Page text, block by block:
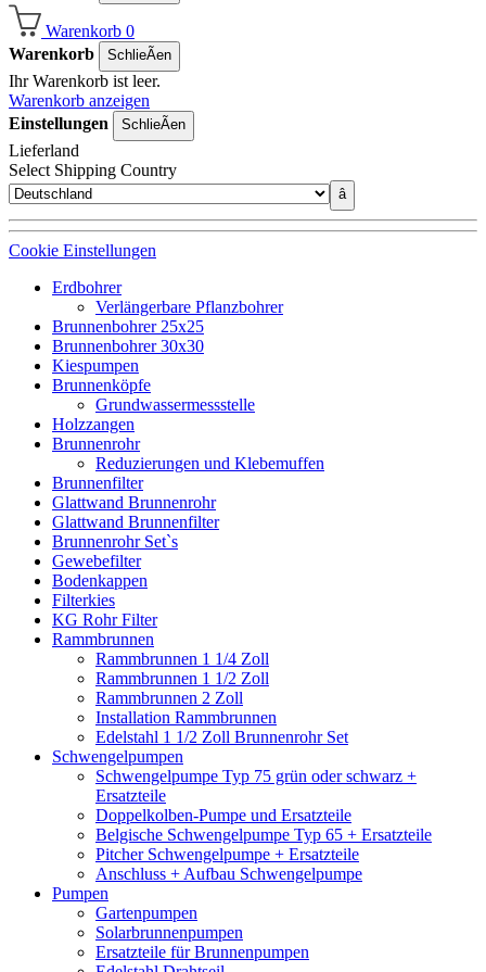
Warenkorb 0
Warenkorb
SchlieÃen
Ihr Warenkorb ist leer.
Warenkorb anzeigen
Einstellungen
SchlieÃen
Lieferland
Select Shipping Country
â
Cookie Einstellungen
Erdbohrer
Verlängerbare Pflanzbohrer
Brunnenbohrer 25x25
Brunnenbohrer 30x30
Kiespumpen
Brunnenköpfe
Grundwassermessstelle
Holzzangen
Brunnenrohr
Reduzierungen und Klebemuffen
Brunnenfilter
Glattwand Brunnenrohr
Glattwand Brunnenfilter
Brunnenrohr Set`s
Gewebefilter
Bodenkappen
Filterkies
KG Rohr Filter
Rammbrunnen
Rammbrunnen 1 1/4 Zoll
Rammbrunnen 1 1/2 Zoll
Rammbrunnen 2 Zoll
Installation Rammbrunnen
Edelstahl 1 1/2 Zoll Brunnenrohr Set
Schwengelpumpen
Schwengelpumpe Typ 75 grün oder schwarz +
Ersatzteile
Doppelkolben-Pumpe und Ersatzteile
Belgische Schwengelpumpe Typ 65 + Ersatzteile
Pitcher Schwengelpumpe + Ersatzteile
Anschluss + Aufbau Schwengelpumpe
Pumpen
Gartenpumpen
Solarbrunnenpumpen
Ersatzteile für Brunnenpumpen